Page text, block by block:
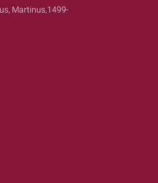
Schottus, Martinus,‏ -1499‏